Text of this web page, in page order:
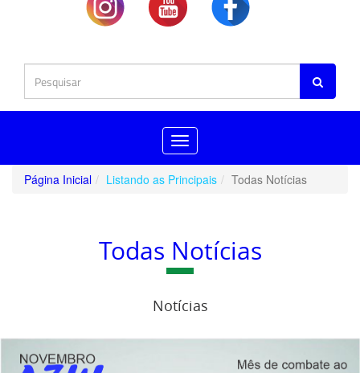
Toggle
navigation
Página Inicial
Listando as Principais Todas Notícias
Todas Notícias
Notícias